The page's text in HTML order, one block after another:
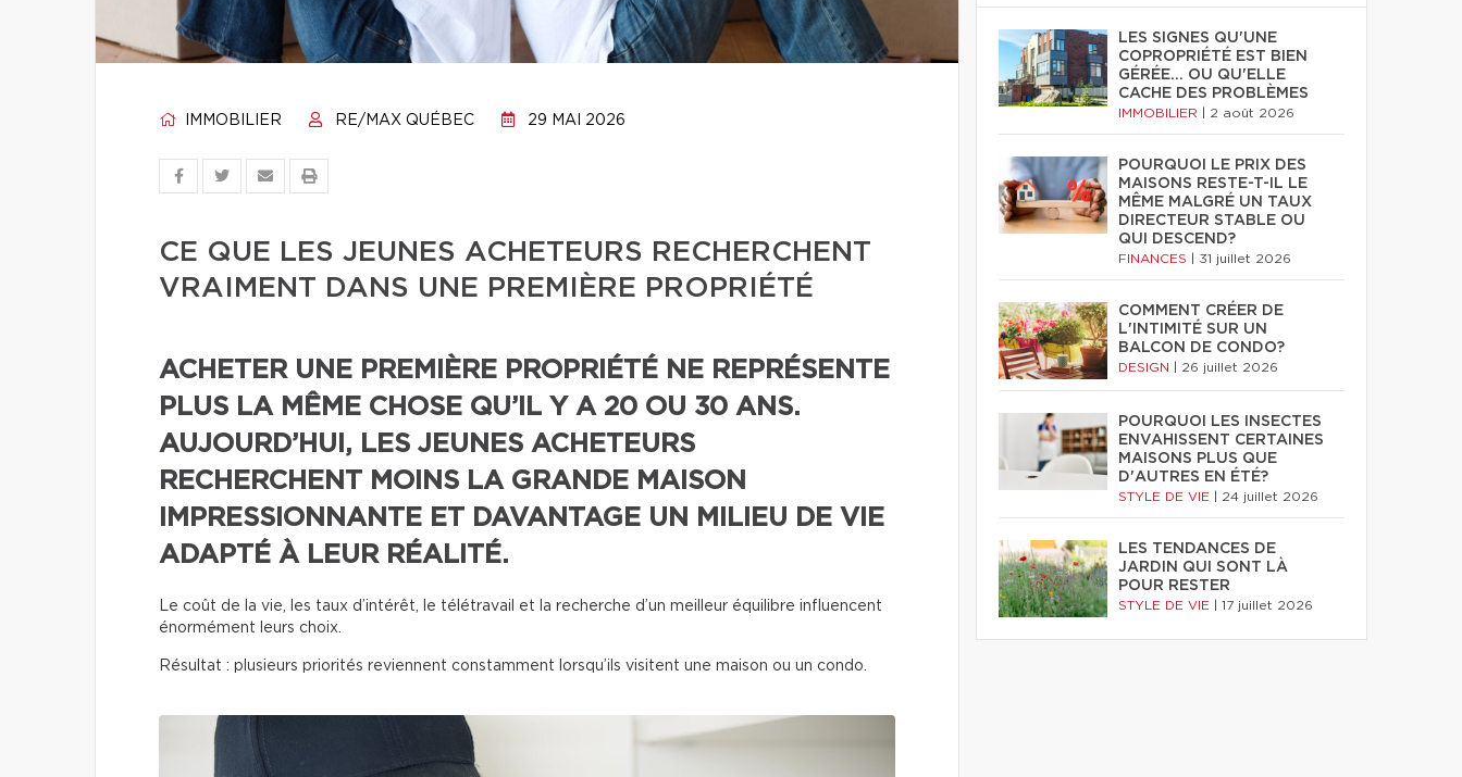
IMMOBILIER RE/MAX QUÉBEC 29 MAI 2026
CE QUE LES JEUNES ACHETEURS RECHERCHENT
VRAIMENT DANS UNE PREMIÈRE PROPRIÉTÉ
ACHETER UNE PREMIÈRE PROPRIÉTÉ NE REPRÉSENTE
PLUS LA MÊME CHOSE QU’IL Y A 20 OU 30 ANS.
AUJOURD’HUI, LES JEUNES ACHETEURS
RECHERCHENT MOINS LA GRANDE MAISON
IMPRESSIONNANTE ET DAVANTAGE UN MILIEU DE VIE
ADAPTÉ À LEUR RÉALITÉ.
Le coût de la vie, les taux d’intérêt, le télétravail et la recherche d’un meilleur équilibre influencent
énormément leurs choix.
Résultat : plusieurs priorités reviennent constamment lorsqu’ils visitent une maison ou un condo.
LES SIGNES QU'UNE
COPROPRIÉTÉ EST BIEN
GÉRÉE… OU QU'ELLE
CACHE DES PROBLÈMES
IMMOBILIER 2 août 2026
POURQUOI LE PRIX DES
MAISONS RESTE-T-IL LE
MÊME MALGRÉ UN TAUX
DIRECTEUR STABLE OU
QUI DESCEND?
FINANCES 31 juillet 2026
COMMENT CRÉER DE
L'INTIMITÉ SUR UN
BALCON DE CONDO?
DESIGN 26 juillet 2026
POURQUOI LES INSECTES
ENVAHISSENT CERTAINES
MAISONS PLUS QUE
D'AUTRES EN ÉTÉ?
STYLE DE VIE 24 juillet 2026
LES TENDANCES DE
JARDIN QUI SONT LÀ
POUR RESTER
STYLE DE VIE 17 juillet 2026